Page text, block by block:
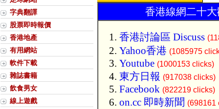
字典翻譯
股票即時報價
香港地產
有用網站
軟件下載
雜誌書籍
飲食男女
線上遊戲
香港線網二十
香港討論區 Discuss
Yahoo香港 (1085975
Youtube (1000153 clicks)
東方日報 (917038 clicks)
Facebook (822219 clicks)
on.cc 即時新聞 (698161